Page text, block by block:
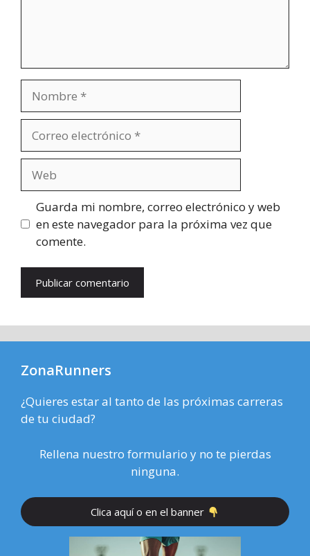
electrónico
Guarda mi nombre, correo electrónico y web
en este navegador para la próxima vez que
comente.
ZonaRunners
¿Quieres estar al tanto de las próximas carreras
de tu ciudad?
Rellena nuestro formulario y no te pierdas
ninguna.
Clica aquí o en el banner